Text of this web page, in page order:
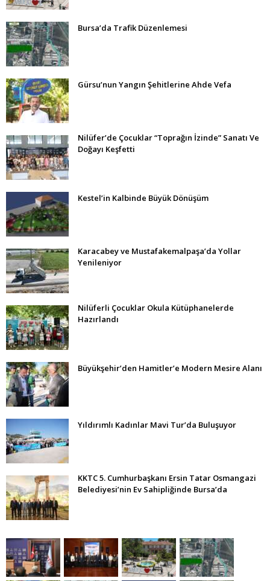
Bursa’da Trafik Düzenlemesi
Gürsu’nun Yangın Şehitlerine Ahde Vefa
Nilüfer’de Çocuklar “Toprağın İzinde” Sanatı Ve
Doğayı Keşfetti
Kestel’in Kalbinde Büyük Dönüşüm
Karacabey ve Mustafakemalpaşa’da Yollar
Yenileniyor
Nilüferli Çocuklar Okula Kütüphanelerde
Hazırlandı
Büyükşehir’den Hamitler’e Modern Mesire Alanı
Yıldırımlı Kadınlar Mavi Tur’da Buluşuyor
KKTC 5. Cumhurbaşkanı Ersin Tatar Osmangazi
Belediyesi’nin Ev Sahipliğinde Bursa’da